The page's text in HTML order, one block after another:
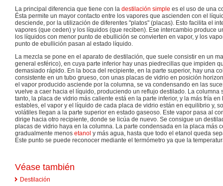
La principal diferencia que tiene con la destilación simple es el uso de una
Ésta permite un mayor contacto entre los vapores que ascienden con el
desciende, por la utilización de diferentes "platos" (placas). Esto facilita el
vapores (que ceden) y los líquidos (que reciben). Ese intercambio produce
los líquidos con menor punto de ebullición se convierten en vapor, y los
punto de ebullición pasan al estado líquido.
La mezcla se pone en el aparato de destilación, que suele consistir en un
general esférico), en cuya parte inferior hay unas piedrecillas que impiden
demasiado rápido. En la boca del recipiente, en la parte superior, hay una
consistente en un tubo grueso, con unas placas de vidrio en posición
el vapor producido asciende por la columna, se va condensando en las
vuelve a caer hacia el líquido, produciendo un reflujo destilado. La columna
tanto, la placa de vidrio más caliente está en la parte inferior, y la más fría
estables, el vapor y el líquido de cada placa de vidrio están en equilibrio y,
volátiles llegan a la parte superior en estado gaseoso. Este vapor pasa al
dirige hacia otro recipiente, donde se licúa de nuevo. Se consigue un
placas de vidrio haya en la columna. La parte condensada en la placa más
gradualmente menos etanol y más agua, hasta que todo el etanol queda
Este punto se puede reconocer mediante el termómetro ya que la
Véase también
Destilación